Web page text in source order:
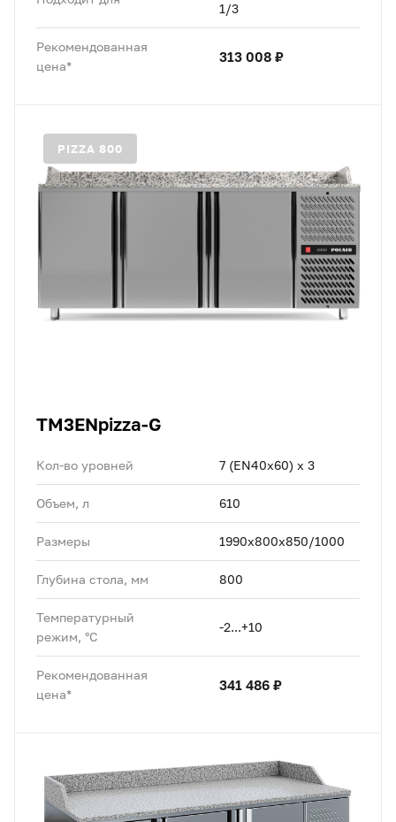
1/3
Рекомендованная
цена*
313 008 ₽
PIZZA 800
TM3ENpizza-G
Кол-во уровней 7 (EN40x60) x 3
Объем, л 610
Размеры 1990х800x850/1000
Глубина стола, мм 800
Температурный
режим, °C
-2...+10
Рекомендованная
цена*
341 486 ₽